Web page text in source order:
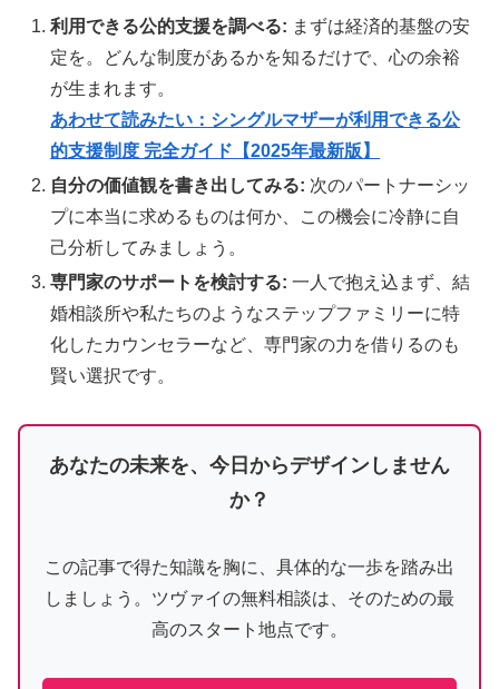
利用できる公的支援を調べる: まずは経済的基盤の安
定を。どんな制度があるかを知るだけで、心の余裕
が生まれます。
あわせて読みたい：シングルマザーが利用できる公
的支援制度 完全ガイド【2025年最新版】
自分の価値観を書き出してみる: 次のパートナーシッ
プに本当に求めるものは何か、この機会に冷静に自
己分析してみましょう。
専門家のサポートを検討する: 一人で抱え込まず、結
婚相談所や私たちのようなステップファミリーに特
化したカウンセラーなど、専門家の力を借りるのも
賢い選択です。
あなたの未来を、今日からデザインしません
か？
この記事で得た知識を胸に、具体的な一歩を踏み出
しましょう。ツヴァイの無料相談は、そのための最
高のスタート地点です。